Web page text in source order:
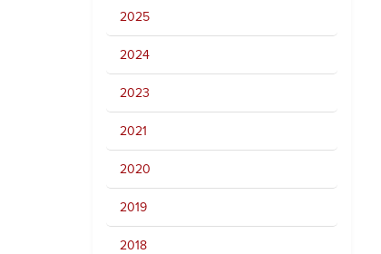
2025
2024
2023
2021
2020
2019
2018